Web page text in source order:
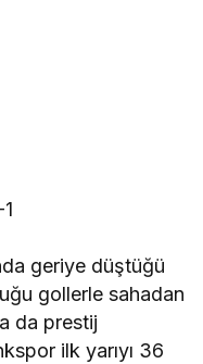
geriye düştüğü
gollerle sahadan
da prestij
ilk yarıyı 36